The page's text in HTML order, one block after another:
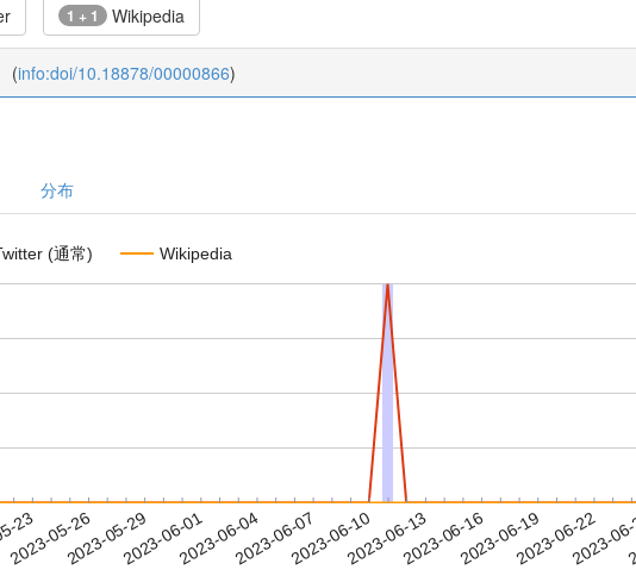
1 + 1 Wikipedia
(info:doi/10.18878/00000866)
分布
(通常) Wikipedia
23
2023-05-262023-05-292023-06-012023-06-042023-06-072023-06-102023-06-132023-06-162023-06-192023-06-22
2023-